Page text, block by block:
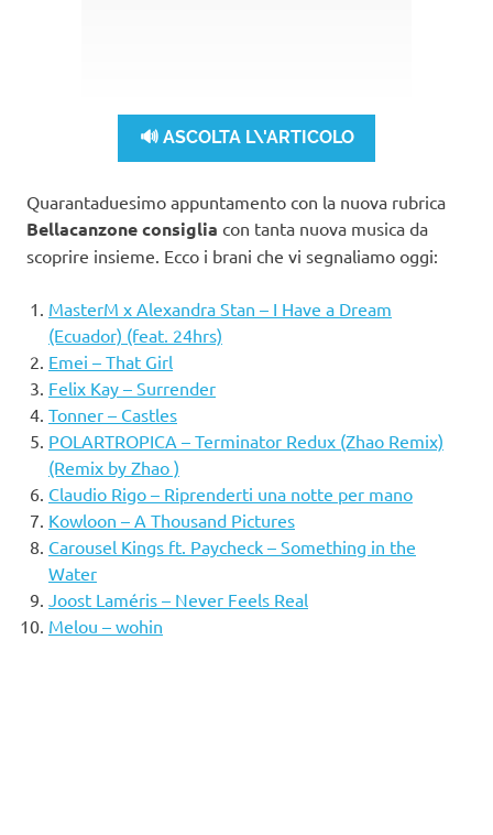
🔊 ASCOLTA L\'ARTICOLO
Quarantaduesimo appuntamento con la nuova rubrica
Bellacanzone consiglia con tanta nuova musica da
scoprire insieme. Ecco i brani che vi segnaliamo oggi:
MasterM x Alexandra Stan – I Have a Dream
(Ecuador) (feat. 24hrs)
Emei – That Girl
Felix Kay – Surrender
Tonner – Castles
POLARTROPICA – Terminator Redux (Zhao Remix)
(Remix by Zhao )
Claudio Rigo – Riprenderti una notte per mano
Kowloon – A Thousand Pictures
Carousel Kings ft. Paycheck – Something in the
Water
Joost Laméris – Never Feels Real
Melou – wohin